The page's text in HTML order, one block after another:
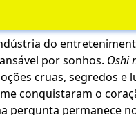
do
por sonhos. Oshi
cruas, segredos e
conquistaram o
pergunta permanece